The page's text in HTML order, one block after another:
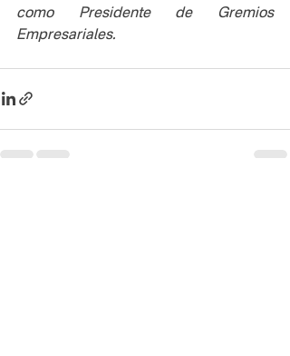
como Presidente de Gremios
Empresariales.